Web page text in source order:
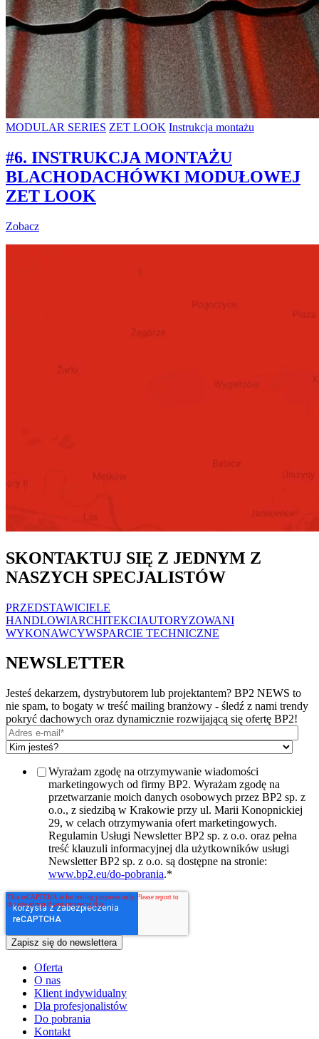
MODULAR SERIES ZET LOOK Instrukcja montażu
#6. INSTRUKCJA MONTAŻU
BLACHODACHÓWKI MODUŁOWEJ
ZET LOOK
Zobacz
SKONTAKTUJ SIĘ Z JEDNYM Z
NASZYCH SPECJALISTÓW
PRZEDSTAWICIELE
HANDLOWIARCHITEKCIAUTORYZOWANI
WYKONAWCYWSPARCIE TECHNICZNE
NEWSLETTER
Jesteś dekarzem, dystrybutorem lub projektantem? BP2 NEWS to
nie spam, to bogaty w treść mailing branżowy - śledź z nami trendy
pokryć dachowych oraz dynamicznie rozwijającą się ofertę BP2!
Wyrażam zgodę na otrzymywanie wiadomości
marketingowych od firmy BP2. Wyrażam zgodę na
przetwarzanie moich danych osobowych przez BP2 sp. z
o.o., z siedzibą w Krakowie przy ul. Marii Konopnickiej
29, w celach otrzymywania ofert marketingowych.
Regulamin Usługi Newsletter BP2 sp. z o.o. oraz pełna
treść klauzuli informacyjnej dla użytkowników usługi
Newsletter BP2 sp. z o.o. są dostępne na stronie:
www.bp2.eu/do-pobrania.*
Oferta
O nas
Klient indywidualny
Dla profesjonalistów
Do pobrania
Kontakt